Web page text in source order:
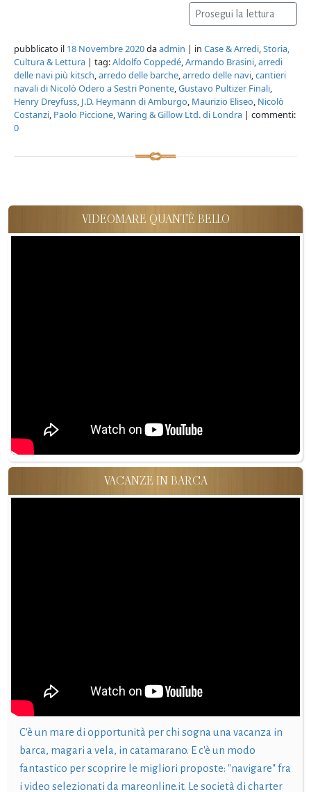
Prosegui la lettura
pubblicato il 18 Novembre 2020daadmin | in Case & Arredi,Storia,
Cultura & Lettura | tag:Aldolfo Coppedé,Armando Brasini,arredi
delle navi più kitsch,arredo delle barche,arredo delle navi,cantieri
navali di Nicolò Odero a Sestri Ponente,Gustavo Pultizer Finali,
Henry Dreyfuss, J.D. Heymann di Amburgo, Maurizio Eliseo, Nicolò
Costanzi, Paolo Piccione,Waring & Gillow Ltd. di Londra | commenti:
0
VIDEOMARE QUANT'È BELLO
VACANZE IN BARCA
C'è un mare di opportunità per chi sogna una vacanza in
barca, magari a vela, in catamarano. E c'è un modo
fantastico per scoprire le migliori proposte: "navigare" fra
i video selezionati da mareonline.it. Le società di charter